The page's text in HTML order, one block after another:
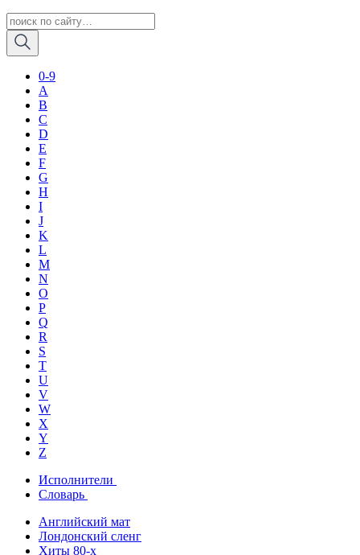
0-9
A
B
C
D
E
F
G
H
I
J
K
L
M
N
O
P
Q
R
S
T
U
V
W
X
Y
Z
Исполнители
Словарь
Английский мат
Лондонский сленг
Хиты 80-х